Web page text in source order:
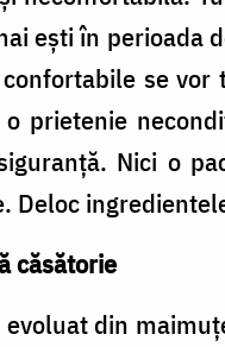
eşti în perioada
se
prietenie
Nici o
Deloc
căsătorie
din